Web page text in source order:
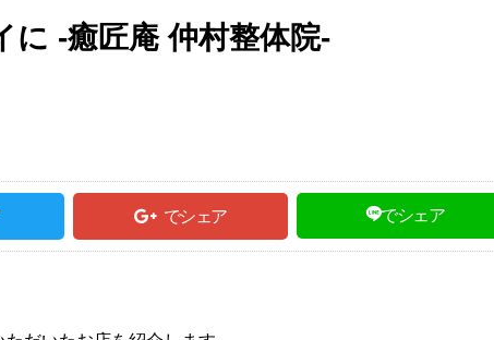
-癒匠庵 仲村整体院-
でシェア でシェア